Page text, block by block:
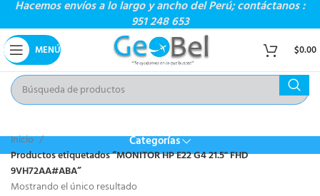
Hacemos envíos a lo largo y ancho del Perú; contáctanos :
951 248 653
MENÚ $0.00
Categorías
Inicio
Productos etiquetados “MONITOR HP E22 G4 21.5" FHD
9VH72AA#ABA”
Mostrando el único resultado